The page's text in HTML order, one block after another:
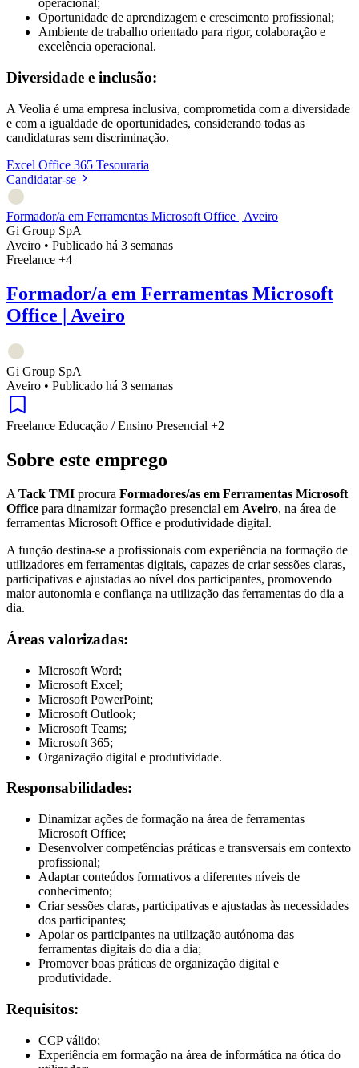
operacional;
Oportunidade de aprendizagem e crescimento profissional;
Ambiente de trabalho orientado para rigor, colaboração e
excelência operacional.
Diversidade e inclusão:
A Veolia é uma empresa inclusiva, comprometida com a diversidade
e com a igualdade de oportunidades, considerando todas as
candidaturas sem discriminação.
Excel Office 365 Tesouraria
Candidatar-se
Formador/a em Ferramentas Microsoft Office | Aveiro
Gi Group SpA
Aveiro • Publicado há 3 semanas
Freelance +4
Formador/a em Ferramentas Microsoft
Office | Aveiro
Gi Group SpA
Aveiro • Publicado há 3 semanas
Freelance Educação / Ensino Presencial +2
Sobre este emprego
A Tack TMI procura Formadores/as em Ferramentas Microsoft
Office para dinamizar formação presencial em Aveiro, na área de
ferramentas Microsoft Office e produtividade digital.
A função destina-se a profissionais com experiência na formação de
utilizadores em ferramentas digitais, capazes de criar sessões claras,
participativas e ajustadas ao nível dos participantes, promovendo
maior autonomia e confiança na utilização das ferramentas do dia a
dia.
Áreas valorizadas:
Microsoft Word;
Microsoft Excel;
Microsoft PowerPoint;
Microsoft Outlook;
Microsoft Teams;
Microsoft 365;
Organização digital e produtividade.
Responsabilidades:
Dinamizar ações de formação na área de ferramentas
Microsoft Office;
Desenvolver competências práticas e transversais em contexto
profissional;
Adaptar conteúdos formativos a diferentes níveis de
conhecimento;
Criar sessões claras, participativas e ajustadas às necessidades
dos participantes;
Apoiar os participantes na utilização autónoma das
ferramentas digitais do dia a dia;
Promover boas práticas de organização digital e
produtividade.
Requisitos:
CCP válido;
Experiência em formação na área de informática na ótica do